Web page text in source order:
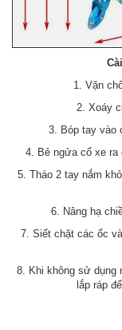
1. Vặn
2. Xoáy
3. Bóp tay vào
4. Bẻ ngửa cổ xe
5. Tháo 2 tay nắm
6. Nâng hạ
7. Siết chặt các ốc
8. Khi không sử dụng
lắp ráp